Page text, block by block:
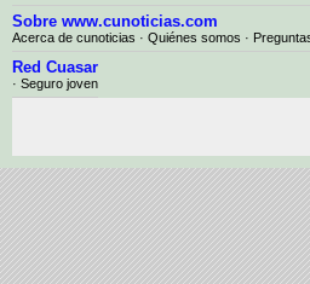
Sobre www.cunoticias.com
Acerca de cunoticias · Quiénes somos ·
Red Cuasar
· Seguro joven